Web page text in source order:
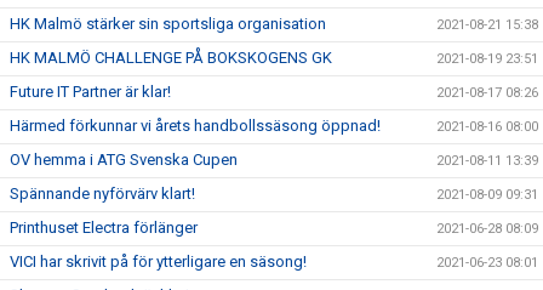
HK Malmö stärker sin sportsliga organisation 2021-08-21 15:38
HK MALMÖ CHALLENGE PÅ BOKSKOGENS GK 2021-08-19 23:51
Future IT Partner är klar! 2021-08-17 08:26
Härmed förkunnar vi årets handbollssäsong öppnad! 2021-08-16 08:00
OV hemma i ATG Svenska Cupen 2021-08-11 13:39
Spännande nyförvärv klart! 2021-08-09 09:31
Printhuset Electra förlänger 2021-06-28 08:09
VICI har skrivit på för ytterligare en säsong! 2021-06-23 08:01